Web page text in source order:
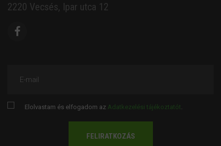
2220 Vecsés, Ipar utca 12
E-mail
Elolvastam és elfogadom az Adatkezelési tájékoztatót
FELIRATKOZÁS